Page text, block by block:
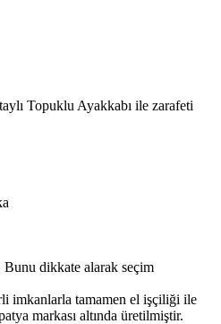
Topuklu Ayakkabı ile zarafeti
Bunu dikkate alarak seçim
imkanlarla tamamen el işçiliği ile
markası altında üretilmiştir.